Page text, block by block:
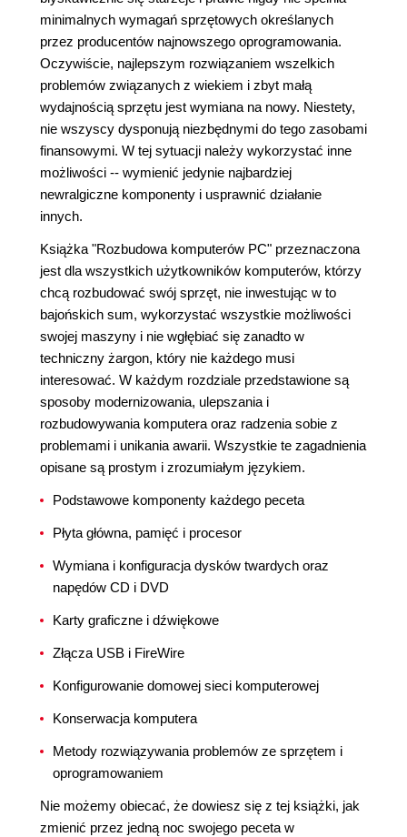
minimalnych wymagań sprzętowych określanych
przez producentów najnowszego oprogramowania.
Oczywiście, najlepszym rozwiązaniem wszelkich
problemów związanych z wiekiem i zbyt małą
wydajnością sprzętu jest wymiana na nowy. Niestety,
nie wszyscy dysponują niezbędnymi do tego zasobami
finansowymi. W tej sytuacji należy wykorzystać inne
możliwości -- wymienić jedynie najbardziej
newralgiczne komponenty i usprawnić działanie
innych.
Książka "Rozbudowa komputerów PC" przeznaczona
jest dla wszystkich użytkowników komputerów, którzy
chcą rozbudować swój sprzęt, nie inwestując w to
bajońskich sum, wykorzystać wszystkie możliwości
swojej maszyny i nie wgłębiać się zanadto w
techniczny żargon, który nie każdego musi
interesować. W każdym rozdziale przedstawione są
sposoby modernizowania, ulepszania i
rozbudowywania komputera oraz radzenia sobie z
problemami i unikania awarii. Wszystkie te zagadnienia
opisane są prostym i zrozumiałym językiem.
Podstawowe komponenty każdego peceta
Płyta główna, pamięć i procesor
Wymiana i konfiguracja dysków twardych oraz
napędów CD i DVD
Karty graficzne i dźwiękowe
Złącza USB i FireWire
Konfigurowanie domowej sieci komputerowej
Konserwacja komputera
Metody rozwiązywania problemów ze sprzętem i
oprogramowaniem
Nie możemy obiecać, że dowiesz się z tej książki, jak
zmienić przez jedną noc swojego peceta w